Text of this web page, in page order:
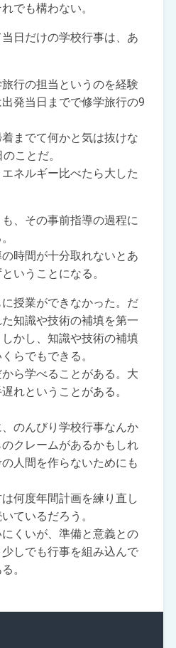
でも構わない。
日だけの学校行事は、あ
行の担当というのを経験
発当日までで修学旅行の9
までて何かと気は抜けな
ことだ。
ネルギー比べたら大した
、その事前指導の過程に
時間が十分取れないとあ
いうことになる。
授業ができなかった。だ
知識や技術の補填を第一
かし、知識や技術の補填
らでもできる。
ら学べることがある。大
れということがある。
のんびり学校行事なんか
クレームがあるかもしれ
人間を作らないためにも
何度年間計画を練り直し
ているだろう。
くいが、準備と意義との
しでも行事を組み込んで
。